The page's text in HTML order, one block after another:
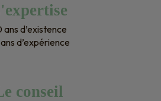
ans d’existence
d’expérience
conseil